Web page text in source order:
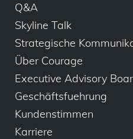
Q&A
Skyline Talk
Strategische
Über Courage
Executive Advisory
Geschäftsfuehrung
Kundenstimmen
Karriere